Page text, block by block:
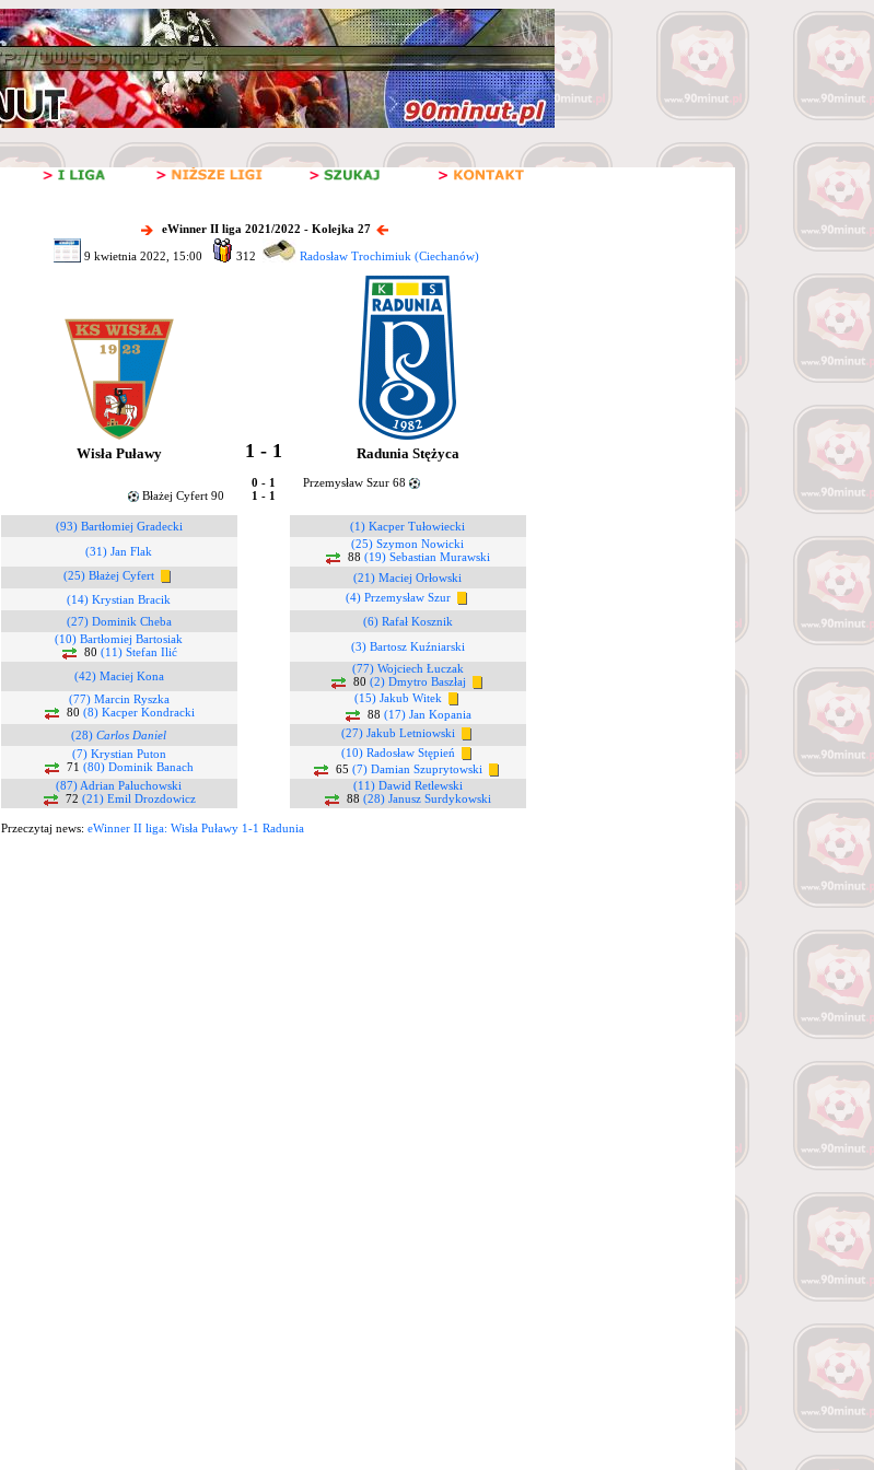
eWinner II liga 2021/2022 - Kolejka 27
9 kwietnia 2022, 15:00 312 Radosław Trochimiuk (Ciechanów)
Wisła Puławy 1 - 1 Radunia Stężyca
0 - 1
Przemysław Szur 68
Błażej Cyfert 90
1 - 1
(93) Bartłomiej Gradecki
(1) Kacper Tułowiecki
(31) Jan Flak
(25) Szymon Nowicki
88 (19) Sebastian Murawski
(25) Błażej Cyfert
(21) Maciej Orłowski
(14) Krystian Bracik
(4) Przemysław Szur
(27) Dominik Cheba
(6) Rafał Kosznik
(10) Bartłomiej Bartosiak
80 (11) Stefan Ilić (3) Bartosz Kuźniarski
(42) Maciej Kona
(77) Wojciech Łuczak
80 (2) Dmytro Baszłaj
(77) Marcin Ryszka
80 (8) Kacper Kondracki
(15) Jakub Witek
88 (17) Jan Kopania
(28) Carlos Daniel
(27) Jakub Letniowski
(7) Krystian Puton
71 (80) Dominik Banach
(10) Radosław Stępień
65 (7) Damian Szuprytowski
(87) Adrian Paluchowski
72 (21) Emil Drozdowicz
(11) Dawid Retlewski
88 (28) Janusz Surdykowski
Przeczytaj news: eWinner II liga: Wisła Puławy 1-1 Radunia